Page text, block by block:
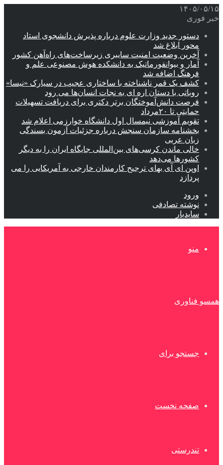
۱۴۰۵/۰۵/۱۵
خبر فوری
دستور جدید وزارت علوم درباره پذیرش دانشجوی استاد
محور ابلاغ شد
آخرین وضعیت امنیت سایبری زیرساخت‌های راه‌آهن کشور
آمار و بیوانفورماتیک به دانشکده هوش مصنوعی علم و
فرهنگ اضافه شد
کشف یک قمر ناشناخته با ساختاری عجیب در سیارک «نیسا»
روباتی با دستان اره ای به نجات انسان‌ها می رود
فرصت دانش‌آموختگان برتر دکتری‌ برای دریافت تسهیلات
حمایتی تا ۲۰مرداد
تقویم آموزشی نیمسال اول دانشگاه خوارزمی اعلام شد
بخشنامه سازمان سنجش درباره جزئیات آزمون بسندگی
زبان عربی
خالی ماندن کرسی‌های بین‌المللی جایگاه ایران را به دیگر
کشورها می‌دهد
اوپن ای آی بهای ترجیح کارمندان خارجی به آمریکایی را می
پردازد
ورود
نوشته تصادفی
سایدبار
منو
همسو فناوری
جستجو برای
صفحه نخست
تندرستی